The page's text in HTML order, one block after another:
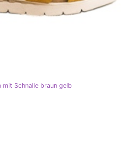
mit Schnalle braun gelb